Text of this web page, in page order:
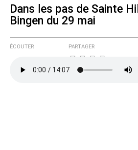
Dans les pas de Sainte
Bingen du 29 mai
ÉCOUTER PARTAGER